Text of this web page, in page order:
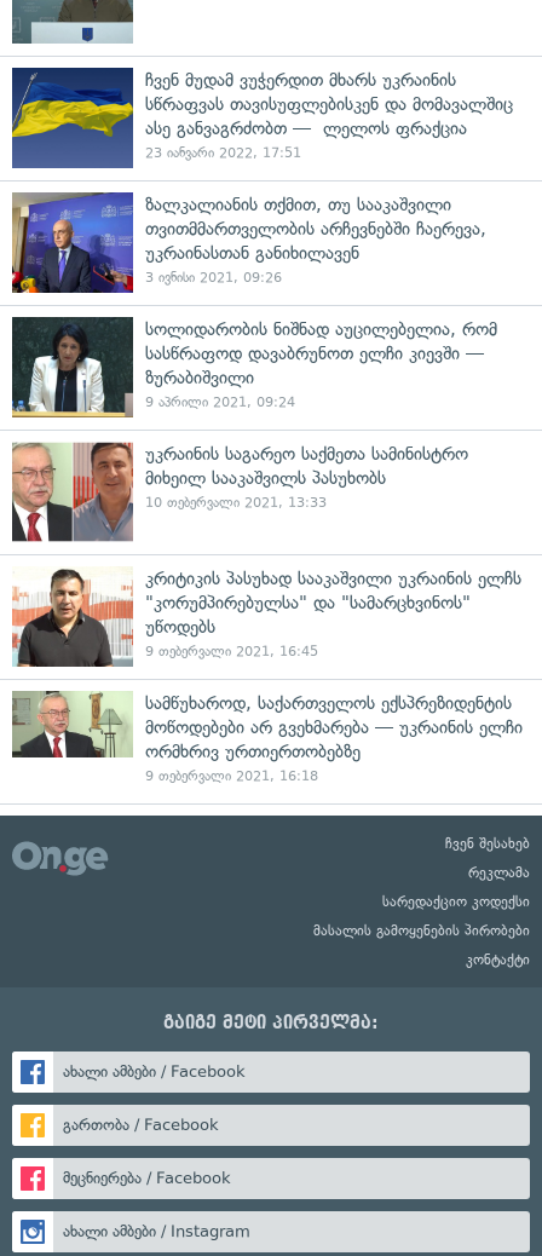
ჩვენ მუდამ ვუჭერდით მხარს უკრაინის
სწრაფვას თავისუფლებისკენ და მომავალშიც
ასე განვაგრძობთ — ლელოს ფრაქცია
23 იანვარი 2022, 17:51
ზალკალიანის თქმით, თუ სააკაშვილი
თვითმმართველობის არჩევნებში ჩაერევა,
უკრაინასთან განიხილავენ
3 ივნისი 2021, 09:26
სოლიდარობის ნიშნად აუცილებელია, რომ
სასწრაფოდ დავაბრუნოთ ელჩი კიევში —
ზურაბიშვილი
9 აპრილი 2021, 09:24
უკრაინის საგარეო საქმეთა სამინისტრო
მიხეილ სააკაშვილს პასუხობს
10 თებერვალი 2021, 13:33
კრიტიკის პასუხად სააკაშვილი უკრაინის ელჩს
"კორუმპირებულსა" და "სამარცხვინოს"
უწოდებს
9 თებერვალი 2021, 16:45
სამწუხაროდ, საქართველოს ექსპრეზიდენტის
მოწოდებები არ გვეხმარება — უკრაინის ელჩი
ორმხრივ ურთიერთობებზე
9 თებერვალი 2021, 16:18
ჩვენ შესახებ
რეკლამა
სარედაქციო კოდექსი
მასალის გამოყენების პირობები
კონტაქტი
გაიგე მეტი პირველმა:
ახალი ამბები / Facebook
გართობა / Facebook
მეცნიერება / Facebook
ახალი ამბები / Instagram